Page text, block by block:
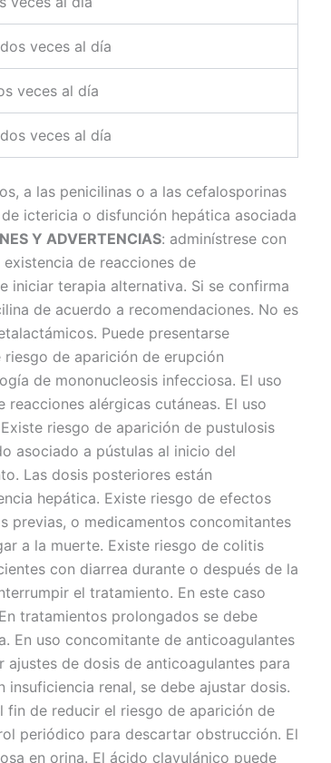
veces al día
veces al día
veces al día
a las penicilinas o a las cefalosporinas
ictericia o disfunción hepática asociada
Y ADVERTENCIAS: adminístrese con
de reacciones de
iniciar terapia alternativa. Si se confirma
de acuerdo a recomendaciones. No es
Puede presentarse
de aparición de erupción
de mononucleosis infecciosa. El uso
alérgicas cutáneas. El uso
riesgo de aparición de pustulosis
asociado a pústulas al inicio del
Las dosis posteriores están
hepática. Existe riesgo de efectos
previas, o medicamentos concomitantes
a la muerte. Existe riesgo de colitis
con diarrea durante o después de la
el tratamiento. En este caso
tratamientos prolongados se debe
En uso concomitante de anticoagulantes
de dosis de anticoagulantes para
renal, se debe ajustar dosis.
fin de reducir el riesgo de aparición de
periódico para descartar obstrucción. El
en orina. El ácido clavulánico puede